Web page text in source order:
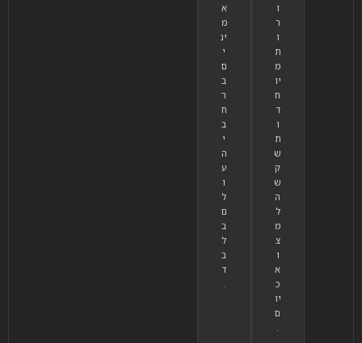
ו
ר
ו
ת
מ
יו
ח
ד
ו
ת
ש
ק
ש
ה
ל
מ
צ
ו
א
כ
יו
ם
.
א
מ
ינ
י
ם
ב
ר
ח
ב
י
ה
ע
ו
ל
ם
ב
ל
ב
ד
.